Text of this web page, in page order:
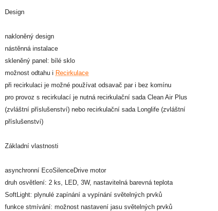
Design
nakloněný design
nástěnná instalace
skleněný panel: bílé sklo
možnost odtahu i Recirkulace
při recirkulaci je možné používat odsavač par i bez komínu
pro provoz s recirkulací je nutná recirkulační sada Clean Air Plus
(zvláštní příslušenství) nebo recirkulační sada Longlife (zvláštní
příslušenství)
Základní vlastnosti
asynchronní EcoSilenceDrive motor
druh osvětlení: 2 ks, LED, 3W, nastavitelná barevná teplota
SoftLight: plynulé zapínání a vypínání světelných prvků
funkce stmívání: možnost nastavení jasu světelných prvků